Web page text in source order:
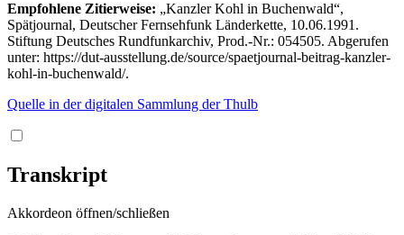
Empfohlene Zitierweise: „Kanzler Kohl in Buchenwald“,
Spätjournal, Deutscher Fernsehfunk Länderkette, 10.06.1991.
Stiftung Deutsches Rundfunkarchiv, Prod.-Nr.: 054505. Abgerufen
unter: https://dut-ausstellung.de/source/spaetjournal-beitrag-kanzler-
kohl-in-buchenwald/.
Quelle in der digitalen Sammlung der Thulb
Transkript
Akkordeon öffnen/schließen